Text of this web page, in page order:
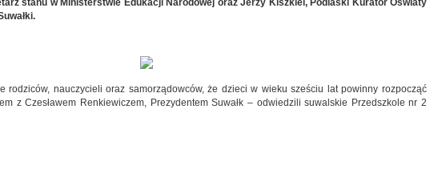
stanu w Ministerstwie Edukacji Narodowej oraz Jerzy Kiszkiel, Podlaski Kurator Oświaty
rodziców, nauczycieli oraz samorządowców, że dzieci w wieku sześciu lat powinny rozpocząć
z Czesławem Renkiewiczem, Prezydentem Suwałk – odwiedzili suwalskie Przedszkole nr 2